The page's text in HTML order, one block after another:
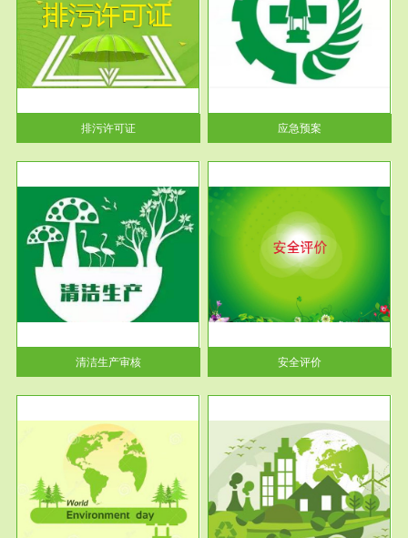
排污许可证
应急预案
根据《中华人民共和国环境保护
法》第十九条 企业事业单位应
当按照...
应急预案
清洁生产审核
服务范围
安全评价
安全评价安全评价目的是查找、
分析和预测工程、系统、生产经
营活...
安全评价
服务范围
VOCs在线监测
根据《重点区域大气污染防